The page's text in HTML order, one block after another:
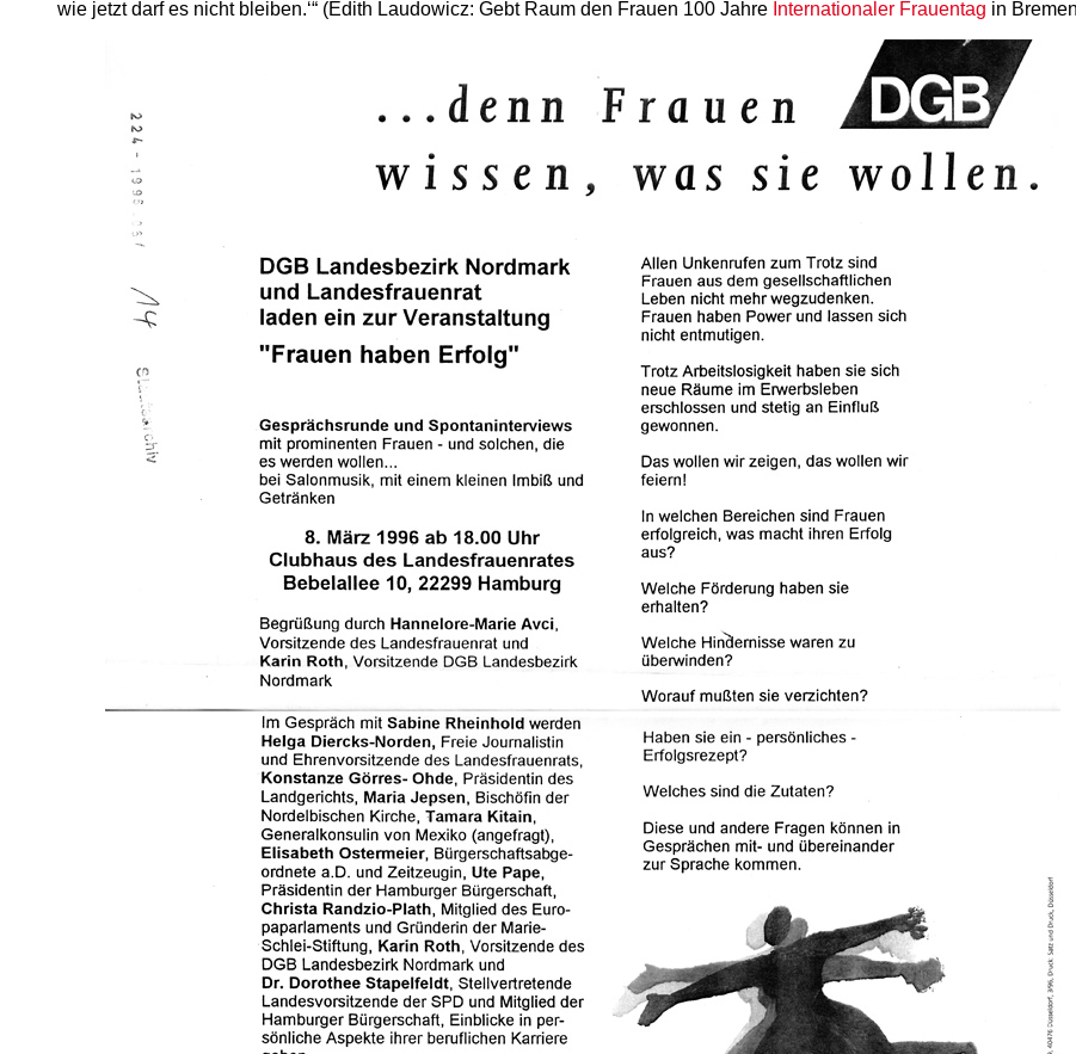
wie jetzt darf es nicht bleiben.‘“ (Edith Laudowicz: Gebt Raum den Frauen 100 Jahre Internationaler Frauentag in